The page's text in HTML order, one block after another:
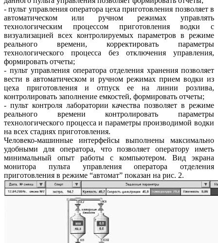
- пульт управления оператора цеха приготовления позволяет в
автоматическом или ручном режимах управлять
технологическим процессом приготовления водки с
визуализацией всех контролируемых параметров в режиме
реального времени, корректировать параметры
технологического процесса без отключения управления,
формировать отчеты;
- пульт управления оператора отделения хранения позволяет
вести в автоматическом и ручном режимах прием водки из
цеха приготовления и отпуск ее на линии розлива,
контролировать заполнение емкостей, формировать отчеты;
- пульт контроля лаборатории качества позволяет в режиме
реального времени контролировать параметры
технологического процесса и параметры производимой водки
на всех стадиях приготовления.
Человеко-машинные интерфейсы выполнены максимально
удобными для оператора, что позволяет оператору иметь
минимальный опыт работы с компьютером. Вид экрана
монитора пульта управления оператора отделения
приготовления в режиме “автомат” показан на рис. 2.